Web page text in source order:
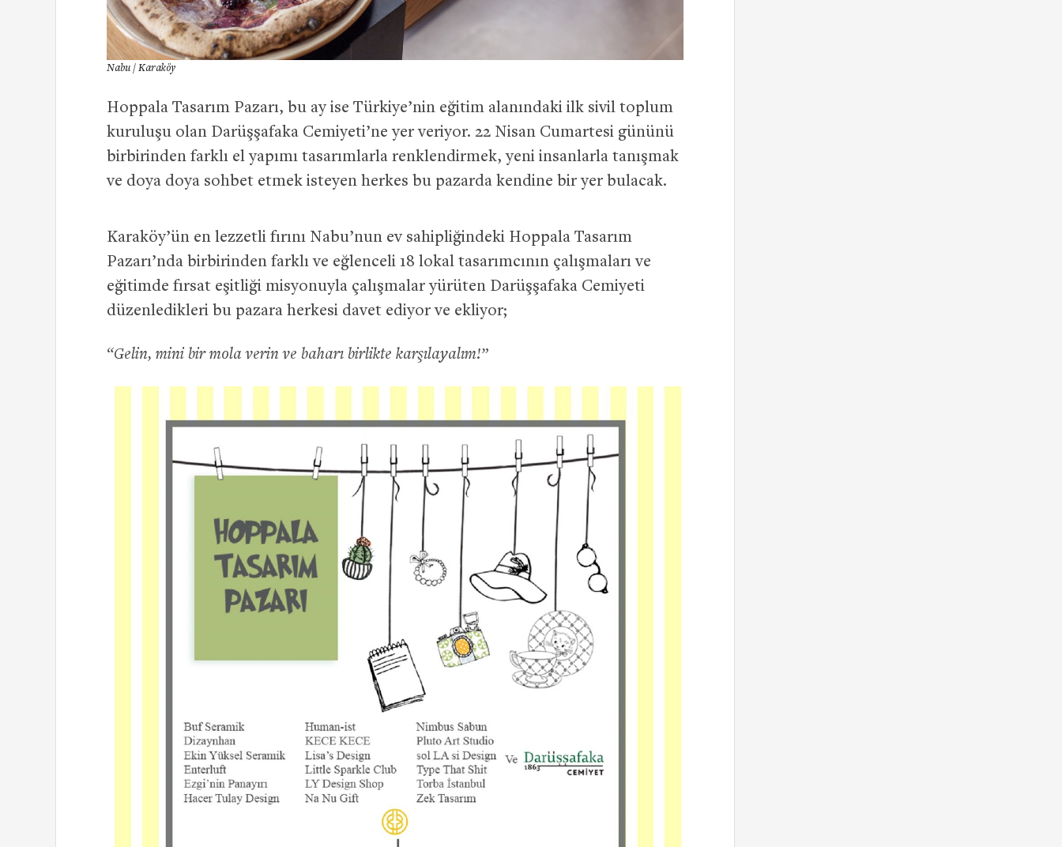
Nabu / Karaköy
Hoppala Tasarım Pazarı, bu ay ise Türkiye’nin eğitim alanındaki ilk sivil toplum
kuruluşu olan Darüşşafaka Cemiyeti’ne yer veriyor. 22 Nisan Cumartesi gününü
birbirinden farklı el yapımı tasarımlarla renklendirmek, yeni insanlarla tanışmak
ve doya doya sohbet etmek isteyen herkes bu pazarda kendine bir yer bulacak.
Karaköy’ün en lezzetli fırını Nabu’nun ev sahipliğindeki Hoppala Tasarım
Pazarı’nda birbirinden farklı ve eğlenceli 18 lokal tasarımcının çalışmaları ve
eğitimde fırsat eşitliği misyonuyla çalışmalar yürüten Darüşşafaka Cemiyeti
düzenledikleri bu pazara herkesi davet ediyor ve ekliyor;
“Gelin, mini bir mola verin ve baharı birlikte karşılayalım!”